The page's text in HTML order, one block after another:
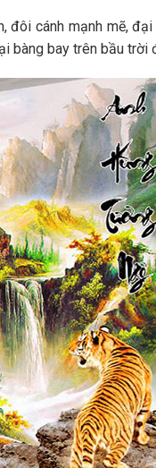
cánh mạnh mẽ,
bàng bay trên bầu trời